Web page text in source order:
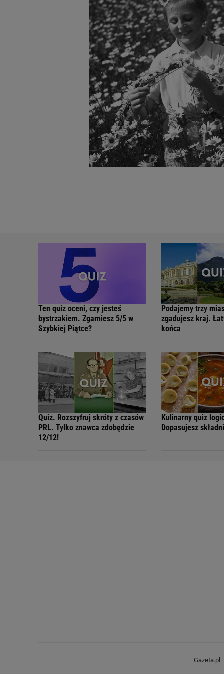
Ten quiz oceni, czy jesteś
bystrzakiem. Zgarniesz 5/5 w
Szybkiej Piątce?
Podajemy trzy
zgadujesz kraj.
końca
Quiz. Rozszyfruj skróty z czasów
PRL. Tylko znawca zdobędzie
12/12!
Kulinarny quiz
Dopasujesz
Gazeta.pl
badnie odbiorców i